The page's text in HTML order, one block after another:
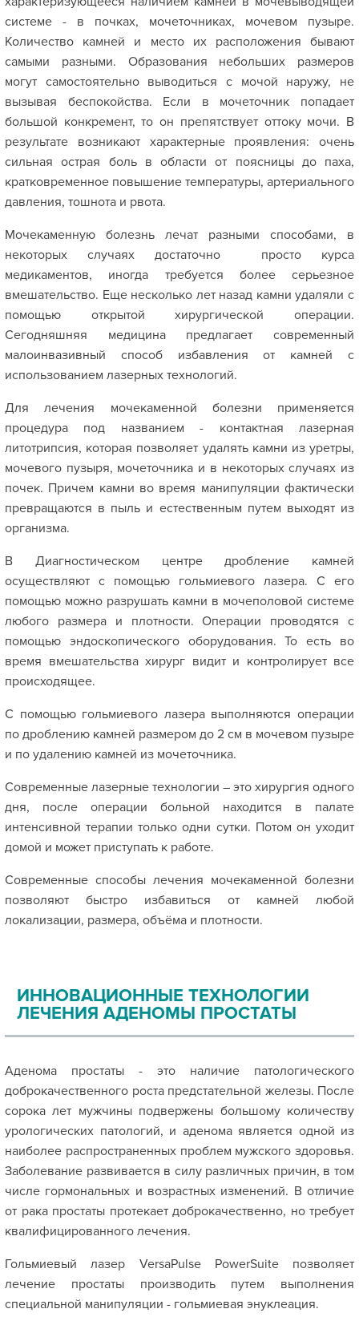
системе - в почках, мочеточниках, мочевом пузыре.
Количество камней и место их расположения бывают
самыми разными. Образования небольших размеров
могут самостоятельно выводиться с мочой наружу, не
вызывая беспокойства. Если в мочеточник попадает
большой конкремент, то он препятствует оттоку мочи. В
результате возникают характерные проявления: очень
сильная острая боль в области от поясницы до паха,
кратковременное повышение температуры, артериального
давления, тошнота и рвота.
Мочекаменную болезнь лечат разными способами, в
некоторых случаях достаточно просто курса
медикаментов, иногда требуется более серьезное
вмешательство. Еще несколько лет назад камни удаляли с
помощью открытой хирургической операции.
Сегодняшняя медицина предлагает современный
малоинвазивный способ избавления от камней с
использованием лазерных технологий.
Для лечения мочекаменной болезни применяется
процедура под названием - контактная лазерная
литотрипсия, которая позволяет удалять камни из уретры,
мочевого пузыря, мочеточника и в некоторых случаях из
почек. Причем камни во время манипуляции фактически
превращаются в пыль и естественным путем выходят из
организма.
В Диагностическом центре дробление камней
осуществляют с помощью гольмиевого лазера. С его
помощью можно разрушать камни в мочеполовой системе
любого размера и плотности. Операции проводятся с
помощью эндоскопического оборудования. То есть во
время вмешательства хирург видит и контролирует все
происходящее.
С помощью гольмиевого лазера выполняются операции
по дроблению камней размером до 2 см в мочевом пузыре
и по удалению камней из мочеточника.
Современные лазерные технологии – это хирургия одного
дня, после операции больной находится в палате
интенсивной терапии только одни сутки. Потом он уходит
домой и может приступать к работе.
Современные способы лечения мочекаменной болезни
позволяют быстро избавиться от камней любой
локализации, размера, объёма и плотности.
ИННОВАЦИОННЫЕ ТЕХНОЛОГИИ
ЛЕЧЕНИЯ АДЕНОМЫ ПРОСТАТЫ
Аденома простаты - это наличие патологического
доброкачественного роста предстательной железы. После
сорока лет мужчины подвержены большому количеству
урологических патологий, и аденома является одной из
наиболее распространенных проблем мужского здоровья.
Заболевание развивается в силу различных причин, в том
числе гормональных и возрастных изменений. В отличие
от рака простаты протекает доброкачественно, но требует
квалифицированного лечения.
Гольмиевый лазер VersaPulse PowerSuite позволяет
лечение простаты производить путем выполнения
специальной манипуляции - гольмиевая энуклеация.